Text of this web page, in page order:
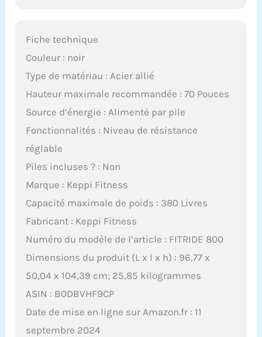
Fiche technique
Couleur : noir
Type de matériau : Acier allié
Hauteur maximale recommandée : 70 Pouces
Source d’énergie : Alimenté par pile
Fonctionnalités : Niveau de résistance
réglable
Piles incluses ? : Non
Marque : Keppi Fitness
Capacité maximale de poids : 380 Livres
Fabricant : Keppi Fitness
Numéro du modèle de l’article : FITRIDE 800
Dimensions du produit (L x l x h) : 96,77 x
50,04 x 104,39 cm; 25,85 kilogrammes
ASIN : B0DBVHF9CP
Date de mise en ligne sur Amazon.fr : 11
septembre 2024